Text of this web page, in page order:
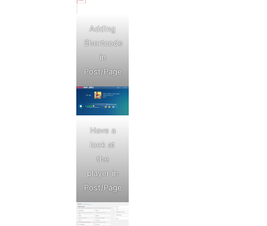
Adding
Shortcode
in
Post/Page
Have a
look at
the
player in
Post/Page